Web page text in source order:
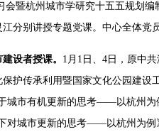
暨杭州城市学研究十五五规划
分别讲授专题党课。中心全体党
设者授课。 1月1日、4日，原中
护传承利用暨国家文化公园建
城市有机更新的思考——以杭州
对城市更新的思考——以杭州为